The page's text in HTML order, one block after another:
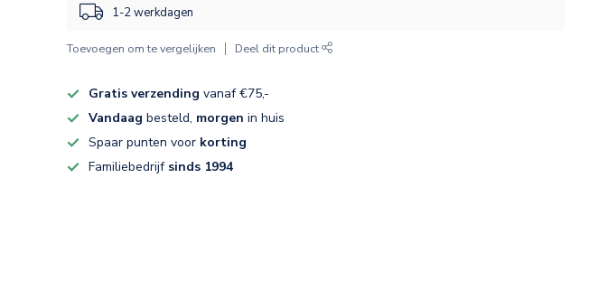
1-2 werkdagen
Toevoegen om te vergelijken Deel dit product
Gratis verzending vanaf €75,-
Vandaag besteld, morgen in huis
Spaar punten voor korting
Familiebedrijf sinds 1994